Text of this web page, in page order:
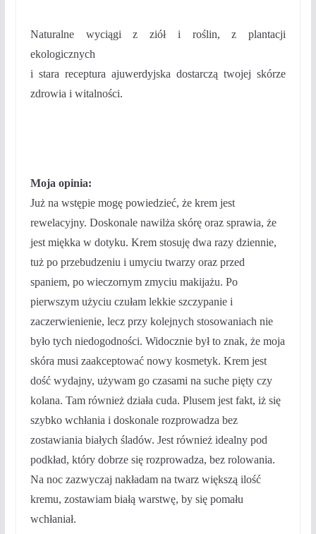
Naturalne wyciągi z ziół i roślin, z plantacji
ekologicznych
i stara receptura ajuwerdyjska dostarczą twojej skórze
zdrowia i witalności.
Moja opinia:
Już na wstępie mogę powiedzieć, że krem jest
rewelacyjny. Doskonale nawilża skórę oraz sprawia, że
jest miękka w dotyku. Krem stosuję dwa razy dziennie,
tuż po przebudzeniu i umyciu twarzy oraz przed
spaniem, po wieczornym zmyciu makijażu. Po
pierwszym użyciu czułam lekkie szczypanie i
zaczerwienienie, lecz przy kolejnych stosowaniach nie
było tych niedogodności. Widocznie był to znak, że moja
skóra musi zaakceptować nowy kosmetyk. Krem jest
dość wydajny, używam go czasami na suche pięty czy
kolana. Tam również działa cuda. Plusem jest fakt, iż się
szybko wchłania i doskonale rozprowadza bez
zostawiania białych śladów. Jest również idealny pod
podkład, który dobrze się rozprowadza, bez rolowania.
Na noc zazwyczaj nakładam na twarz większą ilość
kremu, zostawiam białą warstwę, by się pomału
wchłaniał.